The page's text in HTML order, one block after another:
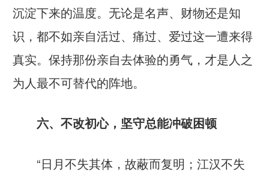
沉淀下来的温度。无论是名声、财物还是知
识，都不如亲自活过、痛过、爱过这一遭来得
真实。保持那份亲自去体验的勇气，才是人之
为人最不可替代的阵地。
六、不改初心，坚守总能冲破困顿
“日月不失其体，故蔽而复明；江汉不失